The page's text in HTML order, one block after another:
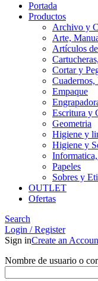
Portada
Productos
Archivo y
Arte,
Artículos
Cortar y
Empaque
Escritura y
Geometria
Higiene y
Higiene y
Papeles
Sobres y
OUTLET
Ofertas
Search
Login / Register
Sign inCreate an
Nombre de usuario o